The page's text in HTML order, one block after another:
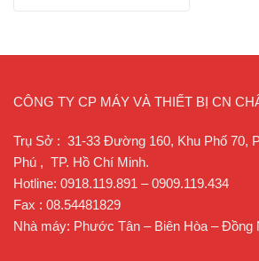
CÔNG TY CP MÁY VÀ THIẾT BỊ CN
Trụ Sở : 31-33 Đường 160, Khu Phố 70,
Phú , TP. Hồ Chí Minh.
Hotline: 0918.119.891 – 0909.119.434
Fax : 08.54481829
Nhà máy: Phước Tân – Biên Hòa – Đồng